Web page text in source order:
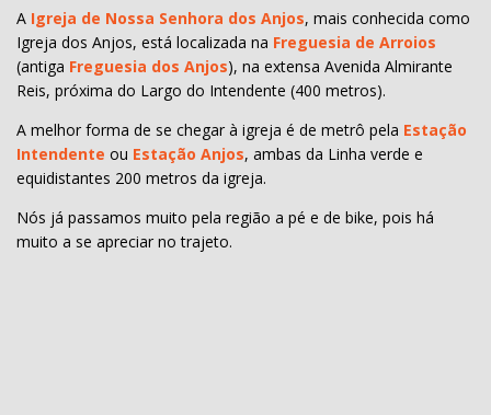
A Igreja de Nossa Senhora dos Anjos, mais conhecida como
Igreja dos Anjos, está localizada na Freguesia de Arroios
(antiga Freguesia dos Anjos), na extensa Avenida Almirante
Reis, próxima do Largo do Intendente (400 metros).
A melhor forma de se chegar à igreja é de metrô pela Estação
Intendente ou Estação Anjos, ambas da Linha verde e
equidistantes 200 metros da igreja.
Nós já passamos muito pela região a pé e de bike, pois há
muito a se apreciar no trajeto.